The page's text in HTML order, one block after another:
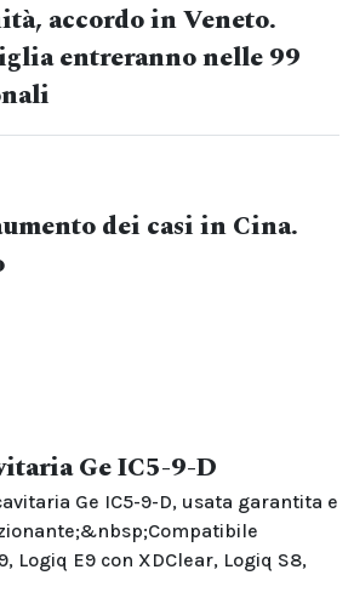
accordo in Veneto.
entreranno nelle 99
dei casi in Cina.
Ge IC5-9-D
Ge IC5-9-D, usata garantita e
Logiq E9 con XDClear, Logiq S8,